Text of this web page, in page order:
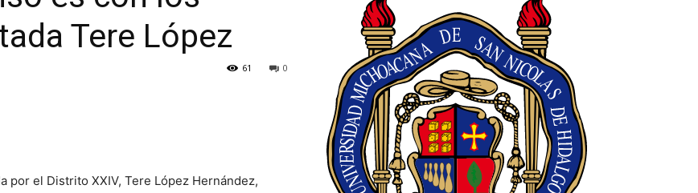
Tere López
0
61
por el Distrito XXIV, Tere López Hernández,